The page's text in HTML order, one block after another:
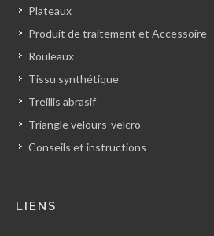
Plateaux
Produit de traitement et Accessoire
Rouleaux
Tissu synthétique
Treillis abrasif
Triangle velours-velcro
Conseils et instructions
LIENS